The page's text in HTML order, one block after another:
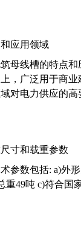
应用领域
母线槽的特点
，广泛用于商
对电力供应的高
寸和载重参数
参数包括: a)外
重49吨 c)符合